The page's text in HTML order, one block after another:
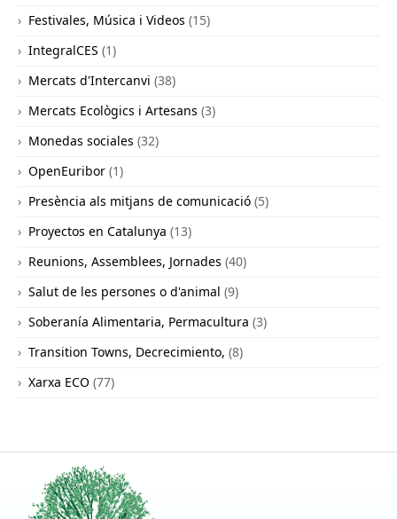
Festivales, Música i Videos (15)
IntegralCES (1)
Mercats d'Intercanvi (38)
Mercats Ecològics i Artesans (3)
Monedas sociales (32)
OpenEuribor (1)
Presència als mitjans de comunicació (5)
Proyectos en Catalunya (13)
Reunions, Assemblees, Jornades (40)
Salut de les persones o d'animal (9)
Soberanía Alimentaria, Permacultura (3)
Transition Towns, Decrecimiento, (8)
Xarxa ECO (77)